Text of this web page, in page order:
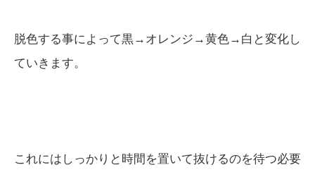
脱色する事によって黒→オレンジ→黄色→白と変化し
ていきます。
これにはしっかりと時間を置いて抜けるのを待つ必要